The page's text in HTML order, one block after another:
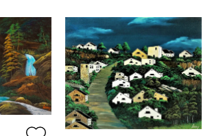
風景画
二週間以内